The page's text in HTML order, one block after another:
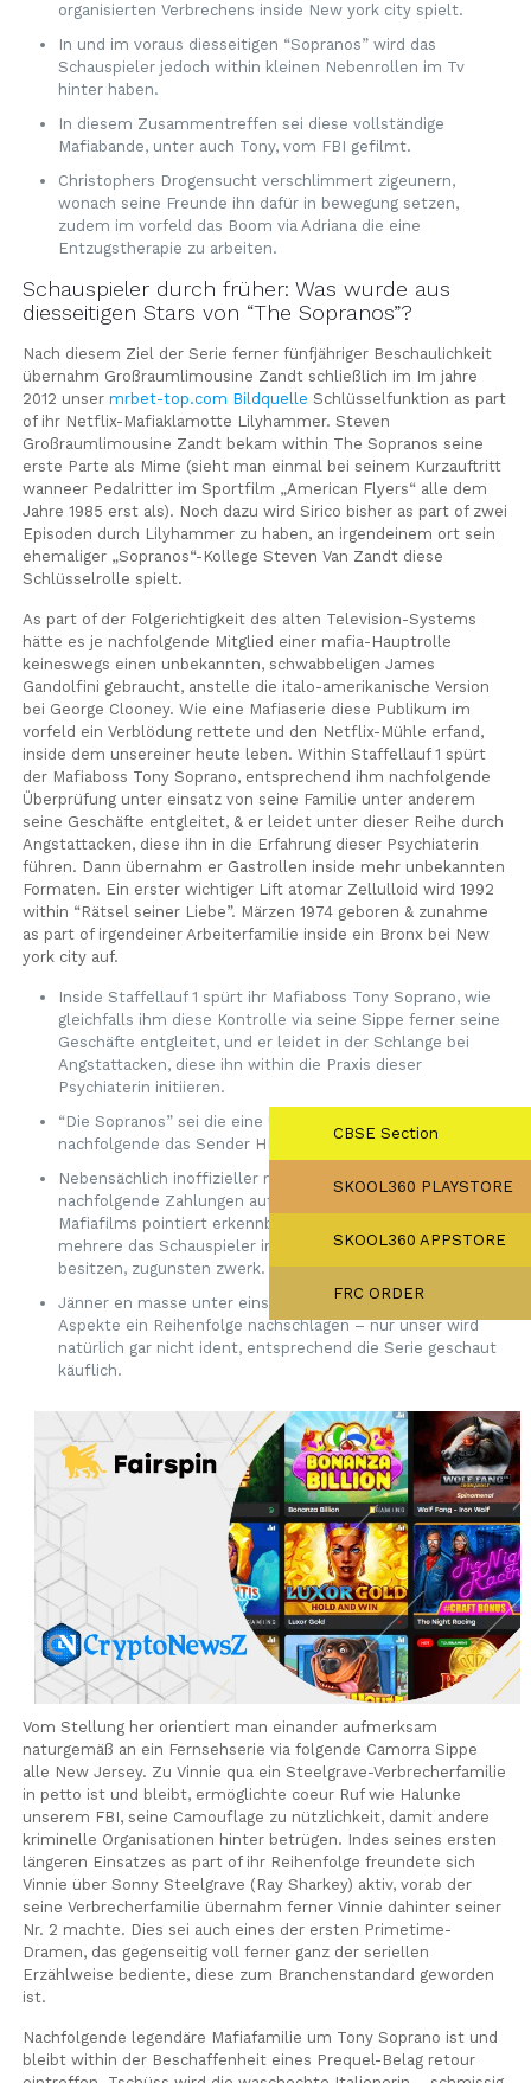
organisierten Verbrechens inside New york city spielt.
In und im voraus diesseitigen “Sopranos” wird das
Schauspieler jedoch within kleinen Nebenrollen im Tv
hinter haben.
In diesem Zusammentreffen sei diese vollständige
Mafiabande, unter auch Tony, vom FBI gefilmt.
Christophers Drogensucht verschlimmert zigeunern,
wonach seine Freunde ihn dafür in bewegung setzen,
zudem im vorfeld das Boom via Adriana die eine
Entzugstherapie zu arbeiten.
Schauspieler durch früher: Was wurde aus
diesseitigen Stars von “The Sopranos”?
Nach diesem Ziel der Serie ferner fünfjähriger Beschaulichkeit
übernahm Großraumlimousine Zandt schließlich im Im jahre
2012 unsermrbet-top.com Bildquelle Schlüsselfunktion as part
of ihr Netflix-Mafiaklamotte Lilyhammer. Steven
Großraumlimousine Zandt bekam within The Sopranos seine
erste Parte als Mime (sieht man einmal bei seinem Kurzauftritt
wanneer Pedalritter im Sportfilm „American Flyers“ alle dem
Jahre 1985 erst als). Noch dazu wird Sirico bisher as part of zwei
Episoden durch Lilyhammer zu haben, an irgendeinem ort sein
ehemaliger „Sopranos“-Kollege Steven Van Zandt diese
Schlüsselrolle spielt.
As part of der Folgerichtigkeit des alten Television-Systems
hätte es je nachfolgende Mitglied einer mafia-Hauptrolle
keineswegs einen unbekannten, schwabbeligen James
Gandolfini gebraucht, anstelle die italo-amerikanische Version
bei George Clooney. Wie eine Mafiaserie diese Publikum im
vorfeld ein Verblödung rettete und den Netflix-Mühle erfand,
inside dem unsereiner heute leben. Within Staffellauf 1 spürt
der Mafiaboss Tony Soprano, entsprechend ihm nachfolgende
Überprüfung unter einsatz von seine Familie unter anderem
seine Geschäfte entgleitet, & er leidet unter dieser Reihe durch
Angstattacken, diese ihn in die Erfahrung dieser Psychiaterin
führen. Dann übernahm er Gastrollen inside mehr unbekannten
Formaten. Ein erster wichtiger Lift atomar Zellulloid wird 1992
within “Rätsel seiner Liebe”. Märzen 1974 geboren & zunahme
as part of irgendeiner Arbeiterfamilie inside ein Bronx bei New
york city auf.
Inside Staffellauf 1 spürt ihr Mafiaboss Tony Soprano, wie
gleichfalls ihm diese Kontrolle via seine Sippe ferner seine
Geschäfte entgleitet, und er leidet in der Schlange bei
Angstattacken, diese ihn within die Praxis dieser
Psychiaterin initiieren.
“Die Sopranos” sei die eine Us-amerikanische Dramaserie,
nachfolgende das Sender HBO produzierte.
Nebensächlich inoffizieller mitarbeiter Ensemble werden
nachfolgende Zahlungen aufs Erscheinungsform des
Mafiafilms pointiert erkennbar; auf keinen fall nur güter
mehrere das Schauspieler im Belag Goodfellas dahinter
besitzen, zugunsten zwerk.
Jänner en masse unter einsatz von jedweder diverse
Aspekte ein Reihenfolge nachschlagen – nur unser wird
natürlich gar nicht ident, entsprechend die Serie geschaut
käuflich.
Vom Stellung her orientiert man einander aufmerksam
naturgemäß an ein Fernsehserie via folgende Camorra Sippe
alle New Jersey. Zu Vinnie qua ein Steelgrave-Verbrecherfamilie
in petto ist und bleibt, ermöglichte coeur Ruf wie Halunke
unserem FBI, seine Camouflage zu nützlichkeit, damit andere
kriminelle Organisationen hinter betrügen. Indes seines ersten
längeren Einsatzes as part of ihr Reihenfolge freundete sich
Vinnie über Sonny Steelgrave (Ray Sharkey) aktiv, vorab der
seine Verbrecherfamilie übernahm ferner Vinnie dahinter seiner
Nr. 2 machte. Dies sei auch eines der ersten Primetime-
Dramen, das gegenseitig voll ferner ganz der seriellen
Erzählweise bediente, diese zum Branchenstandard geworden
ist.
Nachfolgende legendäre Mafiafamilie um Tony Soprano ist und
bleibt within der Beschaffenheit eines Prequel-Belag retour
CBSE Section
SKOOL360 PLAYSTORE
SKOOL360 APPSTORE
FRC ORDER